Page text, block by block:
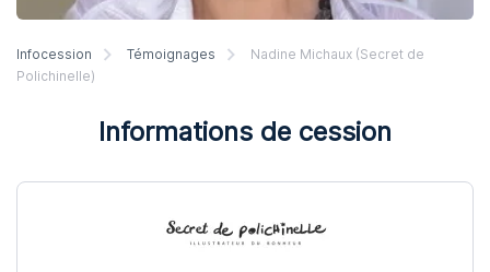
Infocession Témoignages
Nadine Michaux (Secret de
Polichinelle)
Informations de cession